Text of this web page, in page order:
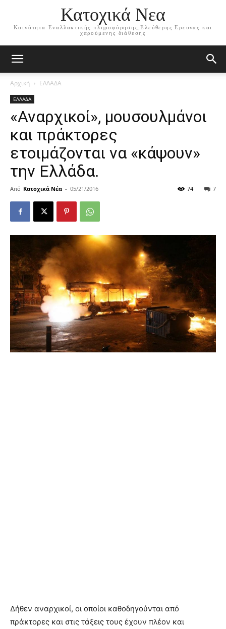
Κατοχικά Νεα
Κοινότητα Εναλλακτικής πληροφόρησης,Ελεύθερης Ερευνας και
χαρούμενης διάθεσης
Αρχική ΕΛΛΑΔΑ
ΕΛΛΑΔΑ
«Αναρχικοί», μουσουλμάνοι
και πράκτορες
ετοιμάζονται να «κάψουν»
την Ελλάδα.
Από Κατοχικά Νέα - 05/21/2016 7
74
Δήθεν αναρχικοί, οι οποίοι καθοδηγούνται από
πράκτορες και στις τάξεις τους έχουν πλέον και